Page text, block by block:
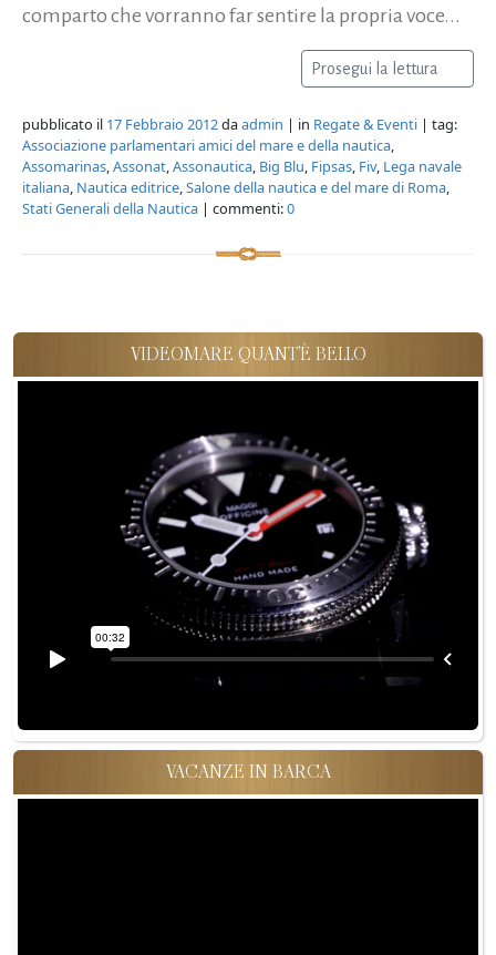
comparto che vorranno far sentire la propria voce...
Prosegui la lettura
pubblicato il 17 Febbraio 2012daadmin | in Regate & Eventi | tag:
Associazione parlamentari amici del mare e della nautica,
Assomarinas,Assonat,Assonautica, Big Blu, Fipsas, Fiv, Lega navale
italiana, Nautica editrice,Salone della nautica e del mare di Roma,
Stati Generali della Nautica | commenti:0
VIDEOMARE QUANT'È BELLO
VACANZE IN BARCA